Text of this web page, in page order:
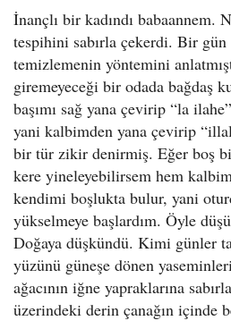
İnançlı bir kadındı babaannem.
tespihini sabırla çekerdi. Bir
temizlemenin yöntemini
giremeyeceği bir odada bağdaş
başımı sağ yana çevirip “la
yani kalbimden yana çevirip
bir tür zikir denirmiş. Eğer boş
kere yineleyebilirsem hem
kendimi boşlukta bulur, yani
yükselmeye başlardım. Öyle
Doğaya düşkündü. Kimi günler
yüzünü güneşe dönen
ağacının iğne yapraklarına
üzerindeki derin çanağın içinde